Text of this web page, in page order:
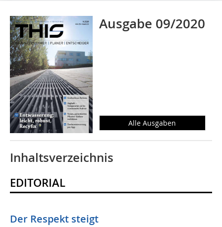
Ausgabe 09/2020
Alle Ausgaben
Inhaltsverzeichnis
EDITORIAL
Der Respekt steigt